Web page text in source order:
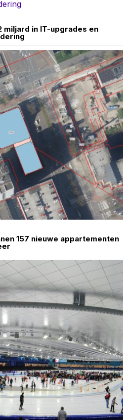
miljard in IT-upgrades en
157 nieuwe appartementen